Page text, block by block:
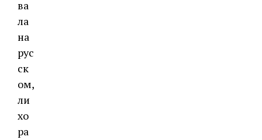
ва
ла
на
рус
ск
ом,
ли
хо
ра